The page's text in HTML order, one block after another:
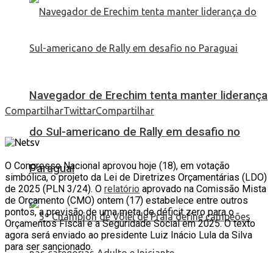
Navegador de Erechim tenta manter liderança
do Sul-americano de Rally em desafio no
Paraguai
CompartilharTwittarCompartilhar
O Congresso Nacional aprovou hoje (18), em votação
simbólica, o projeto da Lei de Diretrizes Orçamentárias (LDO)
de 2025 (PLN 3/24). O relatório aprovado na Comissão Mista
de Orçamento (CMO) ontem (17) estabelece entre outros
pontos, a previsão de uma meta de déficit zero para o
Orçamentos Fiscal e a Seguridade Social em 2025. O texto
agora será enviado ao presidente Luiz Inácio Lula da Silva
para ser sancionado.